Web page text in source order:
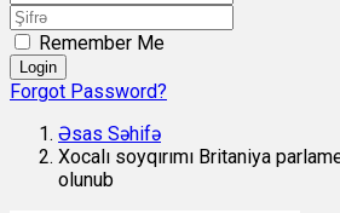
Remember Me
Login
Forgot Password?
Əsas Səhifə
Xocalı soyqırımı Britaniya
olunub